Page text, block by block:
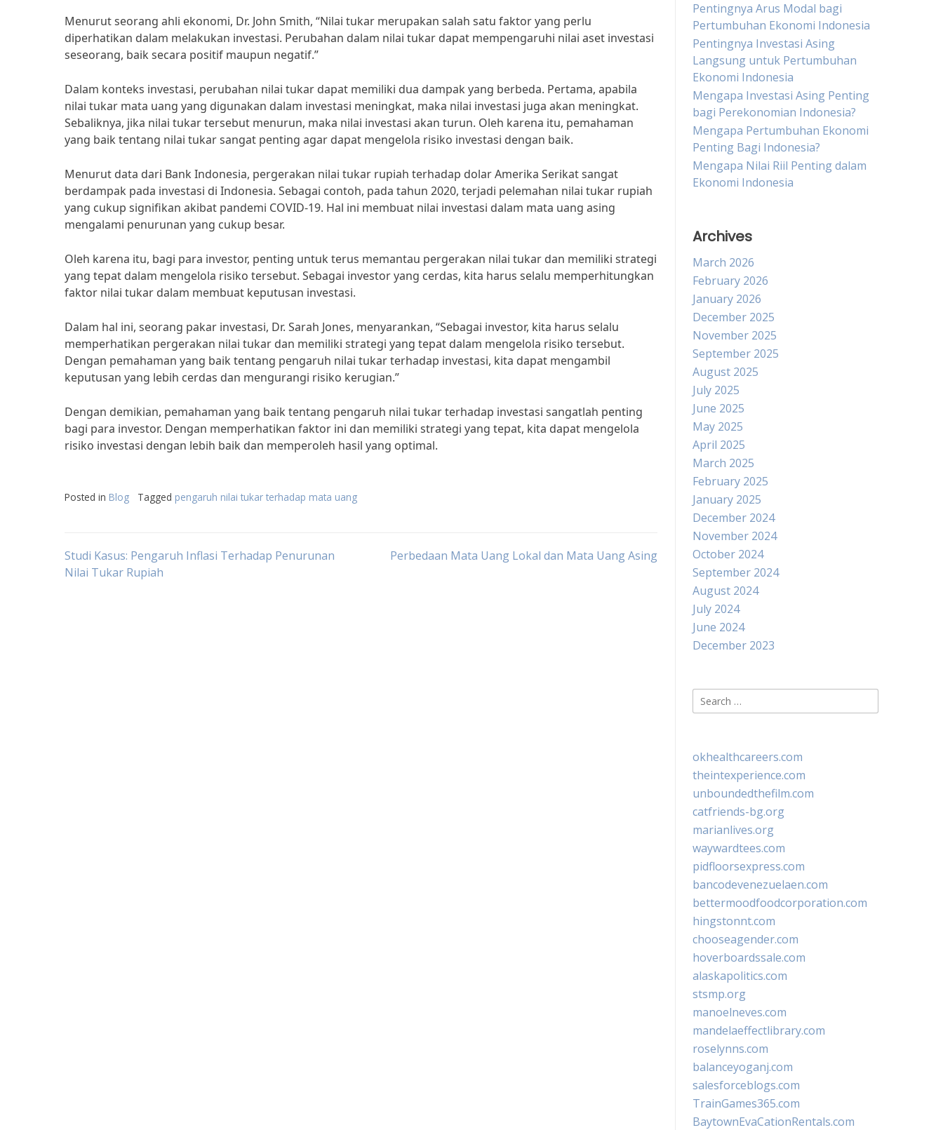
Menurut seorang ahli ekonomi, Dr. John Smith, “Nilai tukar merupakan salah satu faktor yang perlu
diperhatikan dalam melakukan investasi. Perubahan dalam nilai tukar dapat mempengaruhi nilai aset investasi
seseorang, baik secara positif maupun negatif.”
Dalam konteks investasi, perubahan nilai tukar dapat memiliki dua dampak yang berbeda. Pertama, apabila
nilai tukar mata uang yang digunakan dalam investasi meningkat, maka nilai investasi juga akan meningkat.
Sebaliknya, jika nilai tukar tersebut menurun, maka nilai investasi akan turun. Oleh karena itu, pemahaman
yang baik tentang nilai tukar sangat penting agar dapat mengelola risiko investasi dengan baik.
Menurut data dari Bank Indonesia, pergerakan nilai tukar rupiah terhadap dolar Amerika Serikat sangat
berdampak pada investasi di Indonesia. Sebagai contoh, pada tahun 2020, terjadi pelemahan nilai tukar rupiah
yang cukup signifikan akibat pandemi COVID-19. Hal ini membuat nilai investasi dalam mata uang asing
mengalami penurunan yang cukup besar.
Oleh karena itu, bagi para investor, penting untuk terus memantau pergerakan nilai tukar dan memiliki strategi
yang tepat dalam mengelola risiko tersebut. Sebagai investor yang cerdas, kita harus selalu memperhitungkan
faktor nilai tukar dalam membuat keputusan investasi.
Dalam hal ini, seorang pakar investasi, Dr. Sarah Jones, menyarankan, “Sebagai investor, kita harus selalu
memperhatikan pergerakan nilai tukar dan memiliki strategi yang tepat dalam mengelola risiko tersebut.
Dengan pemahaman yang baik tentang pengaruh nilai tukar terhadap investasi, kita dapat mengambil
keputusan yang lebih cerdas dan mengurangi risiko kerugian.”
Dengan demikian, pemahaman yang baik tentang pengaruh nilai tukar terhadap investasi sangatlah penting
bagi para investor. Dengan memperhatikan faktor ini dan memiliki strategi yang tepat, kita dapat mengelola
risiko investasi dengan lebih baik dan memperoleh hasil yang optimal.
Posted in Blog Tagged pengaruh nilai tukar terhadap mata uang
Post
Studi Kasus: Pengaruh Inflasi Terhadap Penurunan
Nilai Tukar Rupiah
Perbedaan Mata Uang Lokal dan Mata Uang Asing
Pentingnya Arus Modal bagi
Pertumbuhan Ekonomi Indonesia
Pentingnya Investasi Asing
Langsung untuk Pertumbuhan
Ekonomi Indonesia
Mengapa Investasi Asing Penting
bagi Perekonomian Indonesia?
Mengapa Pertumbuhan Ekonomi
Penting Bagi Indonesia?
Mengapa Nilai Riil Penting dalam
Ekonomi Indonesia
Archives
March 2026
February 2026
January 2026
December 2025
November 2025
September 2025
August 2025
July 2025
June 2025
May 2025
April 2025
March 2025
February 2025
January 2025
December 2024
November 2024
October 2024
September 2024
August 2024
July 2024
June 2024
December 2023
Search
for:
okhealthcareers.com
theintexperience.com
unboundedthefilm.com
catfriends-bg.org
marianlives.org
waywardtees.com
pidfloorsexpress.com
bancodevenezuelaen.com
bettermoodfoodcorporation.com
hingstonnt.com
chooseagender.com
hoverboardssale.com
alaskapolitics.com
stsmp.org
manoelneves.com
mandelaeffectlibrary.com
roselynns.com
balanceyoganj.com
salesforceblogs.com
TrainGames365.com
BaytownEvaCationRentals.com